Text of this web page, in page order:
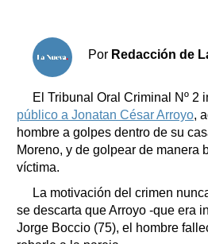
Por Redacción de
El Tribunal Oral Criminal Nº 2
público a Jonatan César Arroyo,
hombre a golpes dentro de su
Moreno, y de golpear de manera
víctima.
La motivación del crimen
se descarta que Arroyo -que era
Jorge Boccio (75), el hombre